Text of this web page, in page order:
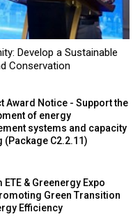
Develop a Sustainable
Conservation
Award Notice - Support the
of energy
systems and capacity
(Package C2.2.11)
ETE & Greenergy Expo
Green Transition
Efficiency